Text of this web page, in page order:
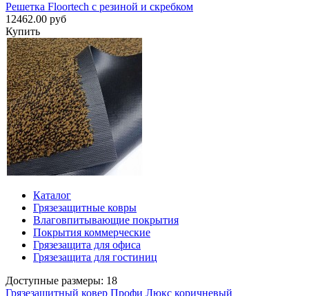
Решетка Floortech с резиной и скребком
12462.00 руб
Купить
Каталог
Грязезащитные ковры
Влаговпитывающие покрытия
Покрытия коммерческие
Грязезащита для офиса
Грязезащита для гостиниц
Доступные размеры: 18
Грязезащитный ковер Профи Люкс коричневый